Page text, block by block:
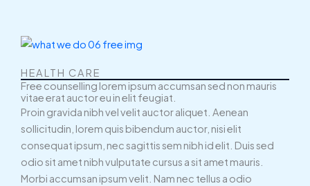
HEALTH CARE
Free counselling lorem ipsum accumsan sed non mauris
vitae erat auctor eu in elit feugiat.
Proin gravida nibh vel velit auctor aliquet. Aenean
sollicitudin, lorem quis bibendum auctor, nisi elit
consequat ipsum, nec sagittis sem nibh id elit. Duis sed
odio sit amet nibh vulputate cursus a sit amet mauris.
Morbi accumsan ipsum velit. Nam nec tellus a odio